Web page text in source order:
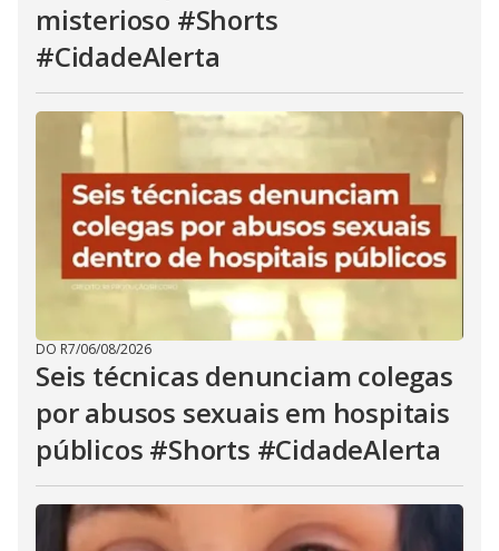
misterioso #Shorts
#CidadeAlerta
DO R7/06/08/2026
Seis técnicas denunciam colegas
por abusos sexuais em hospitais
públicos #Shorts #CidadeAlerta